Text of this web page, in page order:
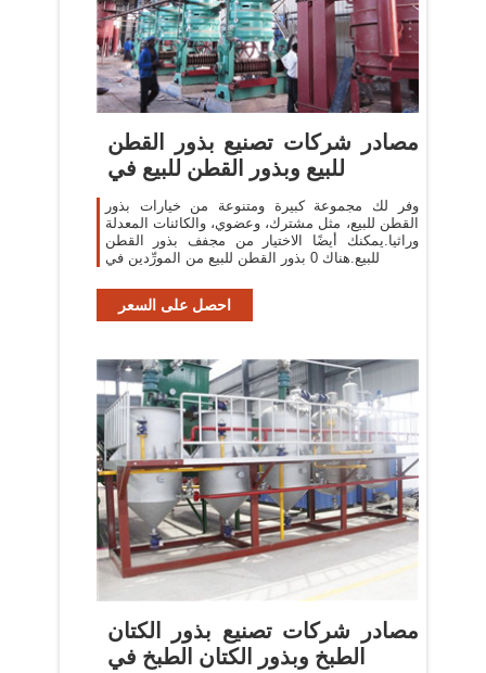
مصادر شركات تصنيع بذور القطن
للبيع وبذور القطن للبيع في
وفر لك مجموعة كبيرة ومتنوعة من خيارات بذور
القطن للبيع، مثل مشترك، وعضوي، والكائنات المعدلة
وراثيا.يمكنك أيضًا الاختيار من مجفف بذور القطن
للبيع.هناك 0 بذور القطن للبيع من المورِّدين في
احصل على السعر
مصادر شركات تصنيع بذور الكتان
الطبخ وبذور الكتان الطبخ في